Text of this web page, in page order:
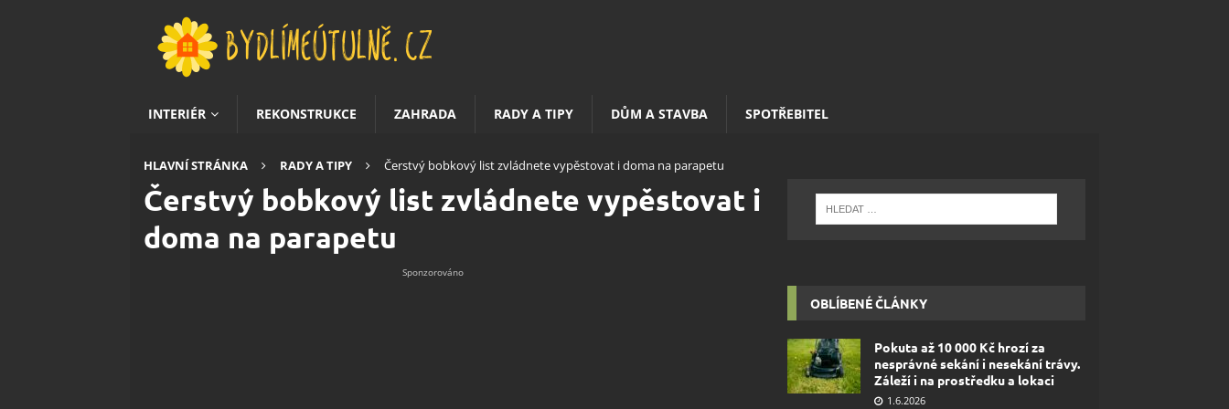
INTERIÉR REKONSTRUKCE ZAHRADA RADY A TIPY DŮM A STAVBA SPOTŘEBITEL
HLAVNÍ STRÁNKA RADY A TIPY Čerstvý bobkový list zvládnete vypěstovat i doma na parapetu
Čerstvý bobkový list zvládnete vypěstovat i
doma na parapetu
OBLÍBENÉ ČLÁNKY
Pokuta až 10 000 Kč hrozí za
nesprávné sekání i nesekání trávy.
Záleží i na prostředku a lokaci
1.6.2026